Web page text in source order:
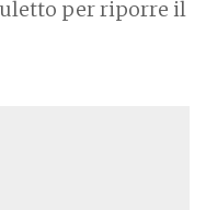
per riporre il